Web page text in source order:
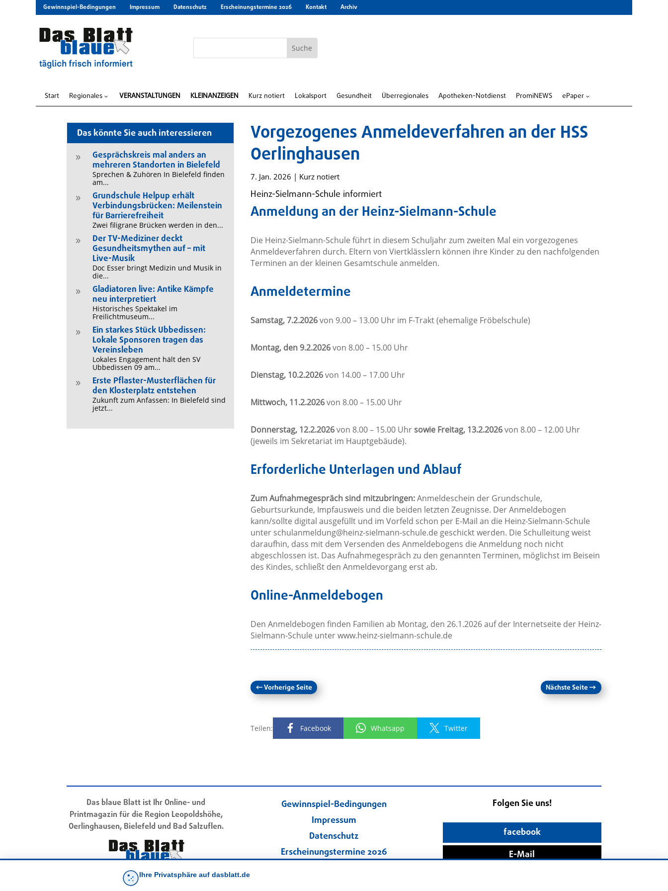
Gewinnspiel-Bedingungen Impressum Datenschutz Erscheinungstermine 2026 Kontakt Archiv
Start Regionales 3 VERANSTALTUNGEN KLEINANZEIGEN Kurz notiert Lokalsport Gesundheit Überregionales Apotheken-Notdienst PromiNEWS ePaper 3
Das könnte Sie auch interessieren
9
Gesprächskreis mal anders an
mehreren Standorten in Bielefeld
Sprechen & Zuhören In Bielefeld finden
am...
9
Grundschule Helpup erhält
Verbindungsbrücken: Meilenstein
für Barrierefreiheit
Zwei filigrane Brücken werden in den...
9
Der TV-Mediziner deckt
Gesundheitsmythen auf – mit
Live-Musik
Doc Esser bringt Medizin und Musik in
die...
9
Gladiatoren live: Antike Kämpfe
neu interpretiert
Historisches Spektakel im
Freilichtmuseum...
9
Ein starkes Stück Ubbedissen:
Lokale Sponsoren tragen das
Vereinsleben
Lokales Engagement hält den SV
Ubbedissen 09 am...
9
Erste Pflaster-Musterflächen für
den Klosterplatz entstehen
Zukunft zum Anfassen: In Bielefeld sind
jetzt...
Vorgezogenes Anmeldeverfahren an der HSS
Oerlinghausen
7. Jan. 2026 | Kurz notiert
Heinz-Sielmann-Schule informiert
Anmeldung an der Heinz-Sielmann-Schule
Die Heinz-Sielmann-Schule führt in diesem Schuljahr zum zweiten Mal ein vorgezogenes
Anmeldeverfahren durch. Eltern von Viertklässlern können ihre Kinder zu den nachfolgenden
Terminen an der kleinen Gesamtschule anmelden.
Anmeldetermine
Samstag, 7.2.2026von 9.00 – 13.00 Uhr im F-Trakt (ehemalige Fröbelschule)
Montag, den 9.2.2026von 8.00 – 15.00 Uhr
Dienstag, 10.2.2026von 14.00 – 17.00 Uhr
Mittwoch, 11.2.2026von 8.00 – 15.00 Uhr
Donnerstag, 12.2.2026von 8.00 – 15.00 Uhr sowie Freitag, 13.2.2026von 8.00 – 12.00 Uhr
(jeweils im Sekretariat im Hauptgebäude).
Erforderliche Unterlagen und Ablauf
Zum Aufnahmegespräch sind mitzubringen:Anmeldeschein der Grundschule,
Geburtsurkunde, Impfausweis und die beiden letzten Zeugnisse. Der Anmeldebogen
kann/sollte digital ausgefüllt und im Vorfeld schon per E-Mail an die Heinz-Sielmann-Schule
unter schulanmeldung@heinz-sielmann-schule.de geschickt werden. Die Schulleitung weist
daraufhin, dass mit dem Versenden des Anmeldebogens die Anmeldung noch nicht
abgeschlossen ist. Das Aufnahmegespräch zu den genannten Terminen, möglichst im Beisein
des Kindes, schließt den Anmeldevorgang erst ab.
Online-Anmeldebogen
Den Anmeldebogen finden Familien ab Montag, den 26.1.2026 auf der Internetseite der Heinz-
Sielmann-Schule unter www.heinz-sielmann-schule.de
←Vorherige Seite Nächste Seite→
Teilen: Facebook Whatsapp Twitter
Das blaue Blatt ist Ihr Online- und
Printmagazin für die Region Leopoldshöhe,
Oerlinghausen, Bielefeld und Bad Salzuflen.
Gewinnspiel-Bedingungen
Impressum
Datenschutz
Erscheinungstermine 2026
Folgen Sie uns!
facebook
E-Mail
Ihre Privatsphäre auf dasblatt.de